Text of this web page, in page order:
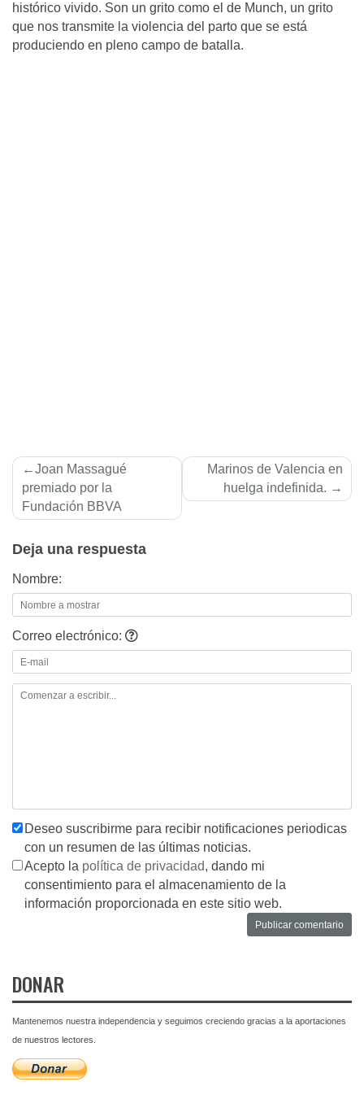
histórico vivido. Son un grito como el de Munch, un grito
que nos transmite la violencia del parto que se está
produciendo en pleno campo de batalla.
Navegación
de
entradas
Joan Massagué
premiado por la
Fundación BBVA
Marinos de Valencia en
huelga indefinida.
Deja una respuesta
Nombre:
Correo electrónico:
Deseo suscribirme para recibir notificaciones periodicas
con un resumen de las últimas noticias.
Acepto la política de privacidad, dando mi
consentimiento para el almacenamiento de la
información proporcionada en este sitio web.
DONAR
Mantenemos nuestra independencia y seguimos creciendo gracias a la aportaciones
de nuestros lectores.